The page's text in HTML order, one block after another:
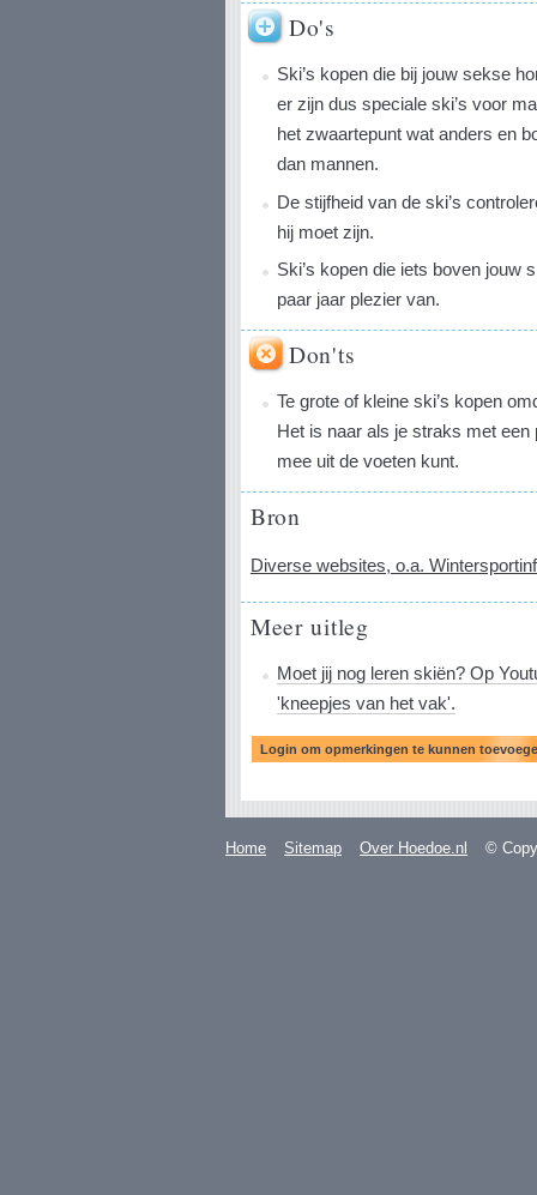
Do's
Ski’s kopen die bij jouw sekse
er zijn dus speciale ski’s voor
het zwaartepunt wat anders en
dan mannen.
De stijfheid van de ski’s
hij moet zijn.
Ski’s kopen die iets boven jouw
paar jaar plezier van.
Don'ts
Te grote of kleine ski’s kopen
Het is naar als je straks met een
mee uit de voeten kunt.
Bron
Diverse websites, o.a.
Meer uitleg
Moet jij nog leren skiën? Op
'kneepjes van het vak'.
Home Sitemap Over Hoedoe.nl ©